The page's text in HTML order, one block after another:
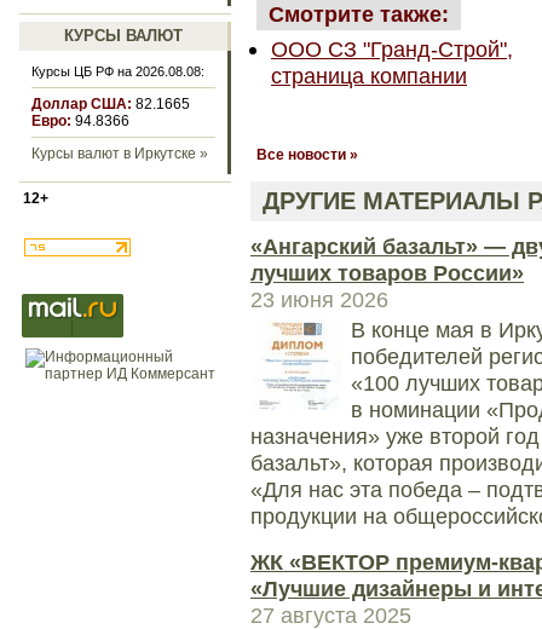
КУРСЫ ВАЛЮТ
Курсы ЦБ РФ на 2026.08.08:
Доллар США: 82.1665
Евро: 94.8366
Курсы валют в Иркутске »
12+
Смотрите также:
ООО СЗ "Гранд-Строй",
страница компании
Все новости »
ДРУГИЕ МАТЕРИАЛЫ
«Ангарский базальт» —
лучших товаров России»
23 июня 2026
В конце мая в
победителей
«100 лучших
в номинации
назначения» уже второй
базальт», которая
«Для нас эта победа –
продукции на
ЖК «ВЕКТОР премиум-
«Лучшие дизайнеры и
27 августа 2025